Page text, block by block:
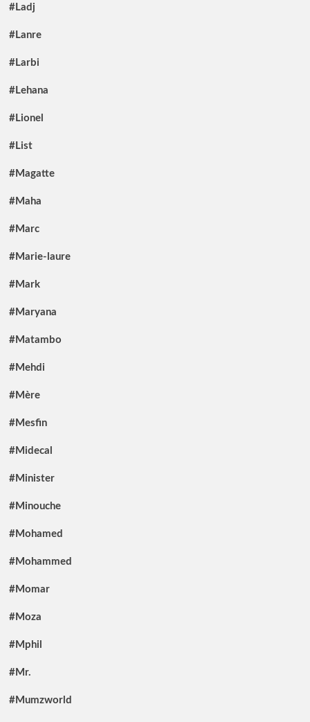
#Ladj
#Lanre
#Larbi
#Lehana
#Lionel
#List
#Magatte
#Maha
#Marc
#Marie-laure
#Mark
#Maryana
#Matambo
#Mehdi
#Mère
#Mesfin
#Midecal
#Minister
#Minouche
#Mohamed
#Mohammed
#Momar
#Moza
#Mphil
#Mr.
#Mumzworld